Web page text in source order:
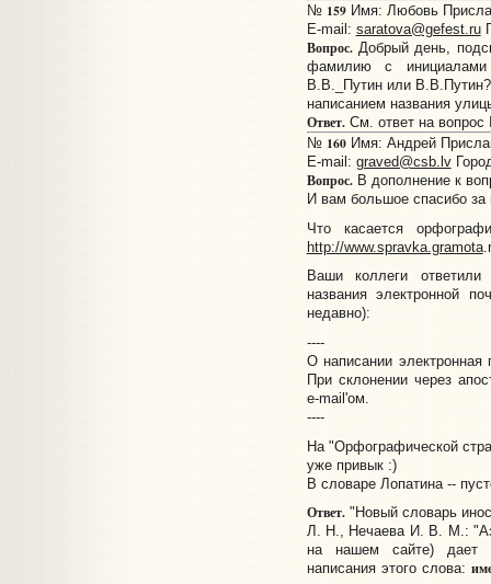
№ 159Имя: Любовь
E-mail: saratova@gefest.ru
Вопрос.Добрый день,
фамилию с
В.В._Путин или
написанием названия
Ответ.См. ответ на
№ 160Имя: Андрей
E-mail: graved@csb.lv
Вопрос.В дополнение к
И вам большое спасибо за
Что касается
http://www.spravka.gramota
Ваши коллеги
названия электронной
недавно):
----
О написании
При склонении через
е-mail'ом.
----
На "Орфографической
уже привык :)
В словаре Лопатина --
Ответ."Новый словарь
Л. Н., Нечаева И. В. М.:
на нашем сайте) дает
написания этого слова: